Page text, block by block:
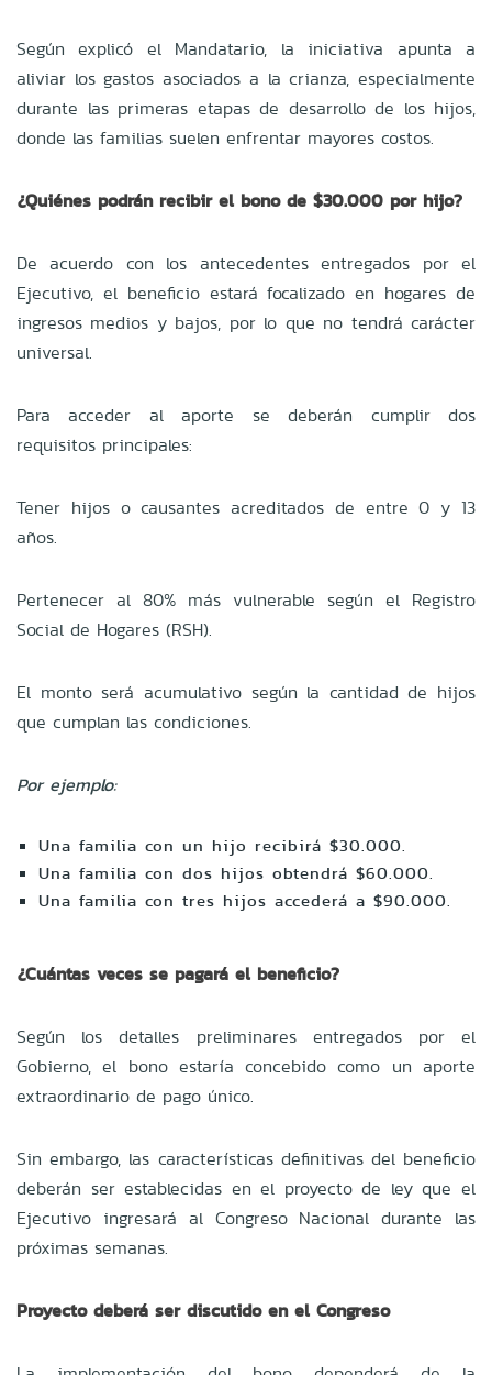
Según explicó el Mandatario, la iniciativa apunta a
aliviar los gastos asociados a la crianza, especialmente
durante las primeras etapas de desarrollo de los hijos,
donde las familias suelen enfrentar mayores costos.
¿Quiénes podrán recibir el bono de $30.000 por hijo?
De acuerdo con los antecedentes entregados por el
Ejecutivo, el beneficio estará focalizado en hogares de
ingresos medios y bajos, por lo que no tendrá carácter
universal.
Para acceder al aporte se deberán cumplir dos
requisitos principales:
Tener hijos o causantes acreditados de entre 0 y 13
años.
Pertenecer al 80% más vulnerable según el Registro
Social de Hogares (RSH).
El monto será acumulativo según la cantidad de hijos
que cumplan las condiciones.
Por ejemplo:
Una familia con un hijo recibirá $30.000.
Una familia con dos hijos obtendrá $60.000.
Una familia con tres hijos accederá a $90.000.
¿Cuántas veces se pagará el beneficio?
Según los detalles preliminares entregados por el
Gobierno, el bono estaría concebido como un aporte
extraordinario de pago único.
Sin embargo, las características definitivas del beneficio
deberán ser establecidas en el proyecto de ley que el
Ejecutivo ingresará al Congreso Nacional durante las
próximas semanas.
Proyecto deberá ser discutido en el Congreso